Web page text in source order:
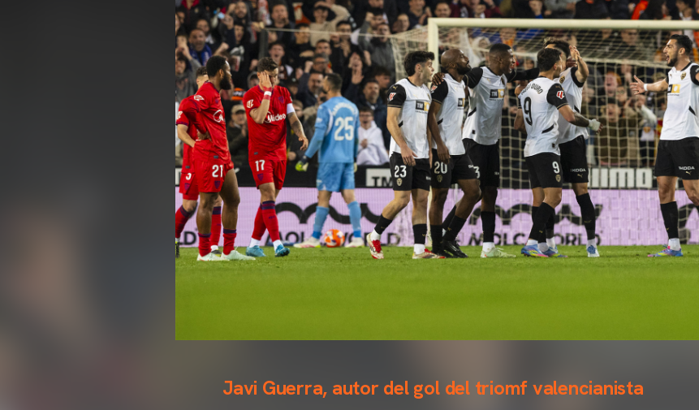
Javi Guerra, autor del gol del triomf valencianista